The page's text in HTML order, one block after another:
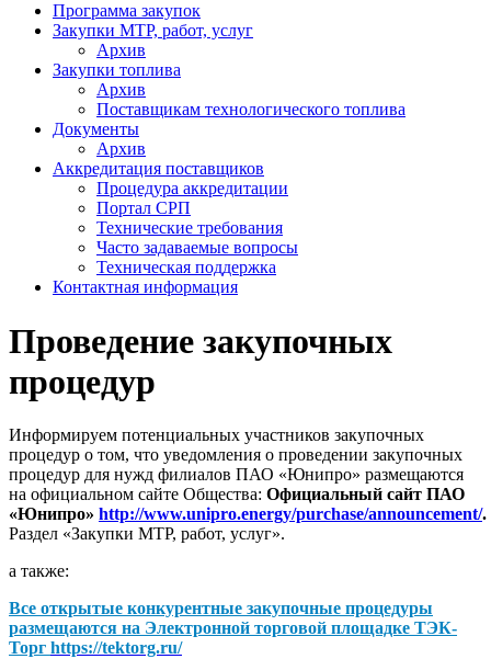
Программа закупок
Закупки МТР, работ, услуг
Архив
Закупки топлива
Архив
Поставщикам технологического топлива
Документы
Архив
Аккредитация поставщиков
Процедура аккредитации
Портал СРП
Технические требования
Часто задаваемые вопросы
Техническая поддержка
Контактная информация
Проведение закупочных
процедур
Информируем потенциальных участников закупочных
процедур о том, что уведомления о проведении закупочных
процедур для нужд филиалов ПАО «Юнипро» размещаются
на официальном сайте Общества: Официальный сайт ПАО
«Юнипро» http://www.unipro.energy/purchase/announcement/.
Раздел «Закупки МТР, работ, услуг».
а также:
Все открытые конкурентные закупочные процедуры
размещаются на Электронной торговой площадке ТЭК-
Торг https://tektorg.ru/